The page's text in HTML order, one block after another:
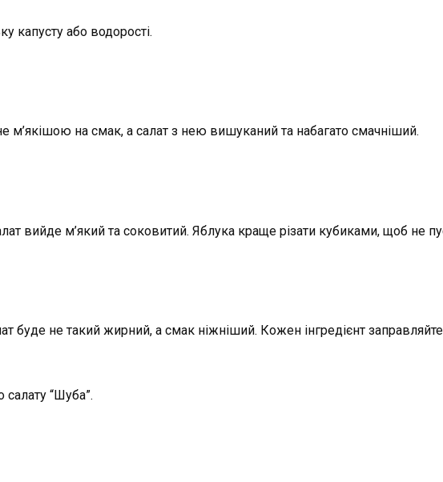
капусту або водорості.
м’якішою на смак, а салат з нею вишуканий та набагато смачніший.
вийде м’який та соковитий. Яблука краще різати кубиками, щоб не
буде не такий жирний, а смак ніжніший. Кожен інгредієнт
“Шуба”.